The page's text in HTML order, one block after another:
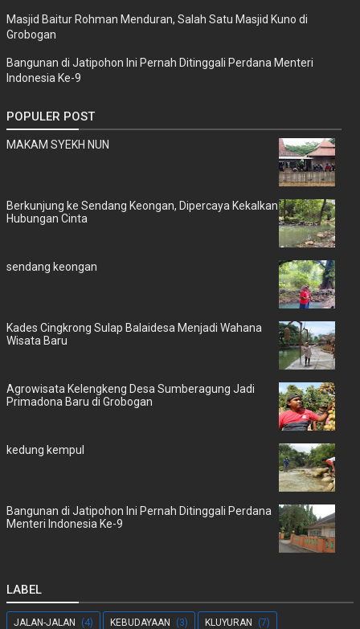
Masjid Baitur Rohman Menduran, Salah Satu Masjid Kuno di
Grobogan
Bangunan di Jatipohon Ini Pernah Ditinggali Perdana Menteri
Indonesia Ke-9
POPULER POST
MAKAM SYEKH NUN
Berkunjung ke Sendang Keongan, Dipercaya Kekalkan
Hubungan Cinta
sendang keongan
Kades Cingkrong Sulap Balaidesa Menjadi Wahana
Wisata Baru
Agrowisata Kelengkeng Desa Sumberagung Jadi
Primadona Baru di Grobogan
kedung kempul
Bangunan di Jatipohon Ini Pernah Ditinggali Perdana
Menteri Indonesia Ke-9
LABEL
JALAN-JALAN (4) KEBUDAYAAN (3) KLUYURAN (7)